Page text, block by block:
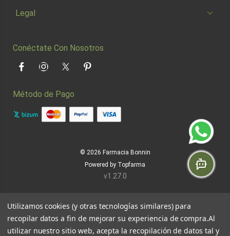
Legal
Conéctate Con Nosotros
FacebookInstagramTwitter Pinterest
Método de Pago
© 2026 Farmacia Bonnin
Powered by Topfarma
v1.27.0
Utilizamos cookies (y otras tecnologías similares) para
recopilar datos a fin de mejorar su experiencia de compra.Al
utilizar nuestro sitio web, acepta la recopilación de datos tal y